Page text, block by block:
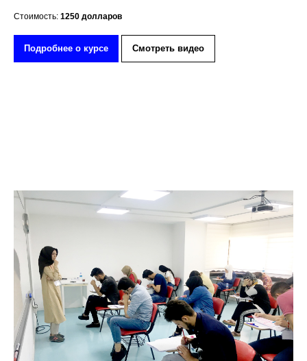
Стоимость: 1250 долларов
Подробнее о курсе Смотреть видео